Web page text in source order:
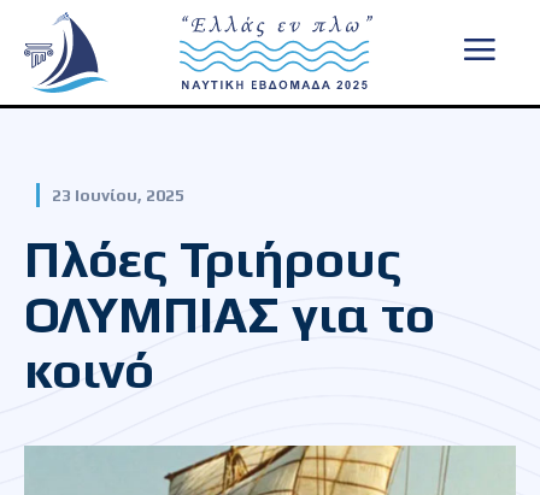
23 Ιουνίου, 2025
Πλόες Τριήρους
ΟΛΥΜΠΙΑΣ για το
κοινό